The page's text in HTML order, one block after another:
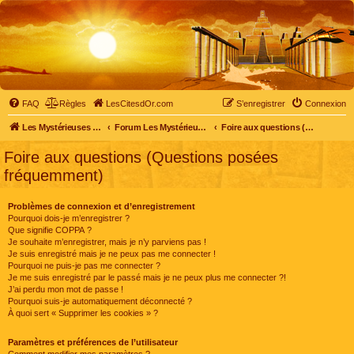
FAQ Règles LesCitesdOr.com Connexion
S’enregistrer
Les Mystérieuses Cités d'Or - LesCitesdOr.com Forum Les Mystérieuses Cités d'Or Foire aux questions (Questions posées fréquemment)
Foire aux questions (Questions posées
fréquemment)
Problèmes de connexion et d’enregistrement
Pourquoi dois-je m’enregistrer ?
Que signifie COPPA ?
Je souhaite m’enregistrer, mais je n’y parviens pas !
Je suis enregistré mais je ne peux pas me connecter !
Pourquoi ne puis-je pas me connecter ?
Je me suis enregistré par le passé mais je ne peux plus me connecter ?!
J’ai perdu mon mot de passe !
Pourquoi suis-je automatiquement déconnecté ?
À quoi sert « Supprimer les cookies » ?
Paramètres et préférences de l’utilisateur